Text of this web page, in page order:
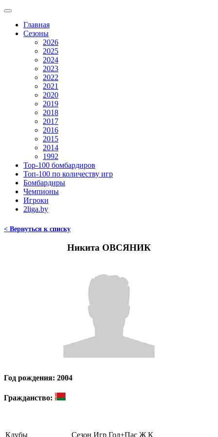
Главная
Сезоны
2026
2025
2024
2023
2022
2021
2020
2019
2018
2017
2016
2015
2014
1992
Top-100 бомбардиров
Топ-100 по количеству игр
Бомбардиры
Чемпионы
Игроки
2liga.by
< Вернуться к списку
Никита ОВСЯНИК
Год рождения: 2004
Гражданство:
Клубы Сезон Игр Гол+Пас Ж К